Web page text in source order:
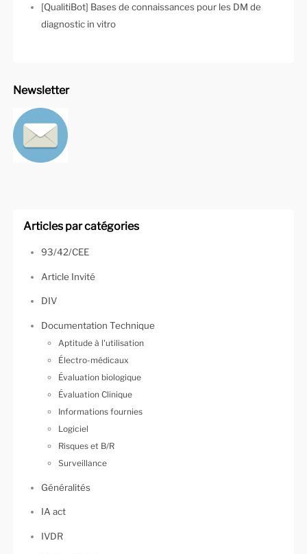
[QualitiBot] Bases de connaissances pour les DM de
diagnostic in vitro
Newsletter
Articles par catégories
93/42/CEE
Article Invité
DIV
Documentation Technique
Aptitude à l'utilisation
Électro-médicaux
Évaluation biologique
Évaluation Clinique
Informations fournies
Logiciel
Risques et B/R
Surveillance
Généralités
IA act
IVDR